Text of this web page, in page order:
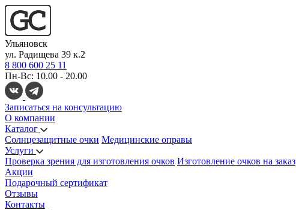
Ульяновск
ул. Радищева 39 к.2
8 800 600 25 11
Пн-Вс: 10.00 - 20.00
Записаться на консультацию
О компании
Каталог
Солнцезащитные очки Медицинские оправы
Услуги
Проверка зрения для изготовления очков Изготовление очков на заказ
Акции
Подарочный сертификат
Отзывы
Контакты